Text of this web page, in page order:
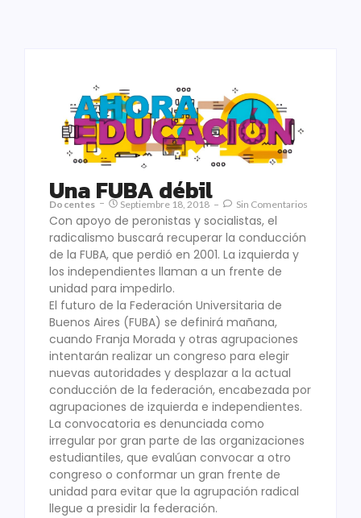
Una FUBA débil
Docentes Septiembre 18, 2018 Sin Comentarios
Con apoyo de peronistas y socialistas, el
radicalismo buscará recuperar la conducción
de la FUBA, que perdió en 2001. La izquierda y
los independientes llaman a un frente de
unidad para impedirlo.
El futuro de la Federación Universitaria de
Buenos Aires (FUBA) se definirá mañana,
cuando Franja Morada y otras agrupaciones
intentarán realizar un congreso para elegir
nuevas autoridades y desplazar a la actual
conducción de la federación, encabezada por
agrupaciones de izquierda e independientes.
La convocatoria es denunciada como
irregular por gran parte de las organizaciones
estudiantiles, que evalúan convocar a otro
congreso o conformar un gran frente de
unidad para evitar que la agrupación radical
llegue a presidir la federación.